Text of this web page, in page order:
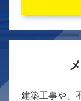
建築工事や、